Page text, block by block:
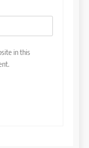
in this